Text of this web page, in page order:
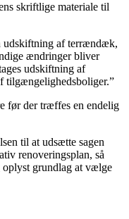
skriftlige materiale til
udskiftning af terrændæk,
ændringer bliver
udskiftning af
tilgængelighedsboliger.”
før der træffes en endelig
til at udsætte sagen
renoveringsplan, så
oplyst grundlag at vælge